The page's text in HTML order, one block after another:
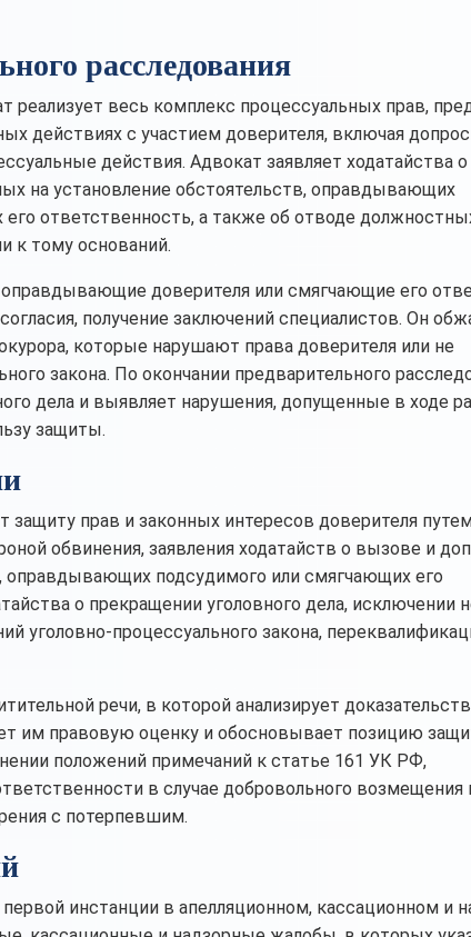
расследования
реализует весь комплекс процессуальных прав,
действиях с участием доверителя, включая
действия. Адвокат заявляет ходатайства о
на установление обстоятельств, оправдывающих
ответственность, а также об отводе
к тому оснований.
доверителя или смягчающие его
получение заключений специалистов. Он
которые нарушают права доверителя или не
закона. По окончании предварительного
дела и выявляет нарушения, допущенные в ходе
защиты.
прав и законных интересов доверителя
обвинения, заявления ходатайств о вызове и
оправдывающих подсудимого или смягчающих его
о прекращении уголовного дела, исключении
уголовно-процессуального закона,
речи, в которой анализирует
им правовую оценку и обосновывает позицию
положений примечаний к статье 161 УК РФ,
в случае добровольного возмещения
с потерпевшим.
инстанции в апелляционном, кассационном и